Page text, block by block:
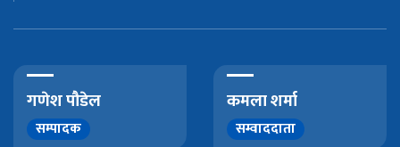
गणेश पौडेल
सम्पादक
कमला शर्मा
सम्वाददाता